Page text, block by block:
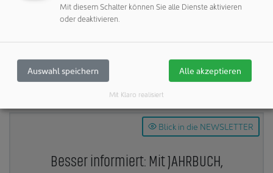
Aktuelle Begriffe: Elektronik (Wafer, Halbleiter, Mikrochips,...)
Teilen:
Blick in die NEWSLETTER
Besser informiert: Mit JAHRBUCH,
Mit diesem Schalter können Sie alle Dienste aktivieren
oder deaktivieren.
Auswahl speichern Alle akzeptieren
Mit Klaro realisiert